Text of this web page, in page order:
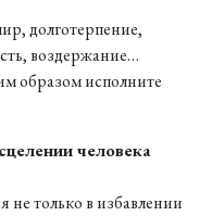
долготерпение,
воздержание…
образом исполните
человека
не только в избавлении